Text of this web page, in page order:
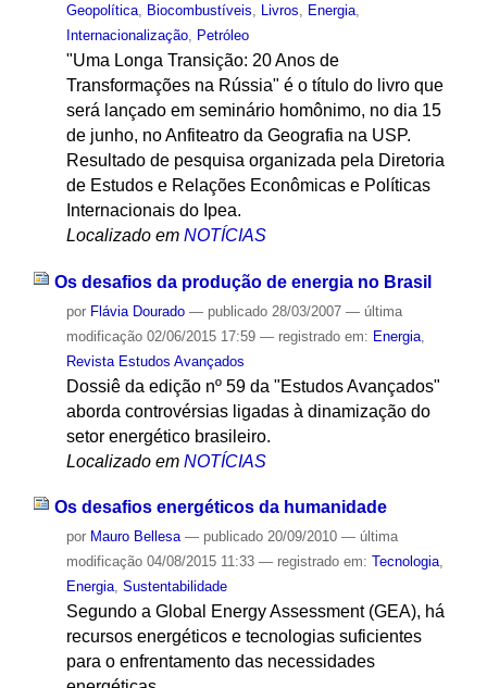
Geopolítica, Biocombustíveis Livros Energia,
Internacionalização, Petróleo
"Uma Longa Transição: 20 Anos de
Transformações na Rússia" é o título do livro que
será lançado em seminário homônimo, no dia 15
de junho, no Anfiteatro da Geografia na USP.
Resultado de pesquisa organizada pela Diretoria
de Estudos e Relações Econômicas e Políticas
Internacionais do Ipea.
Localizado em NOTÍCIAS
Os desafios da produção de energia no Brasil
por Flávia Dourado — publicado28/03/2007 — última
modificação02/06/2015 17:59 — registrado em: Energia,
Revista Estudos Avançados
Dossiê da edição nº 59 da "Estudos Avançados"
aborda controvérsias ligadas à dinamização do
setor energético brasileiro.
Localizado em NOTÍCIAS
Os desafios energéticos da humanidade
por Mauro Bellesa — publicado20/09/2010 — última
modificação04/08/2015 11:33 — registrado em: Tecnologia,
Energia, Sustentabilidade
Segundo a Global Energy Assessment (GEA), há
recursos energéticos e tecnologias suficientes
para o enfrentamento das necessidades